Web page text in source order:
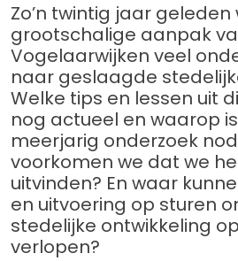
Zo’n twintig jaar
grootschalige aanpak
Vogelaarwijken veel
naar geslaagde
Welke tips en lessen uit
nog actueel en waarop
meerjarig onderzoek
voorkomen we dat we
uitvinden? En waar
en uitvoering op sturen
stedelijke ontwikkeling
verlopen?